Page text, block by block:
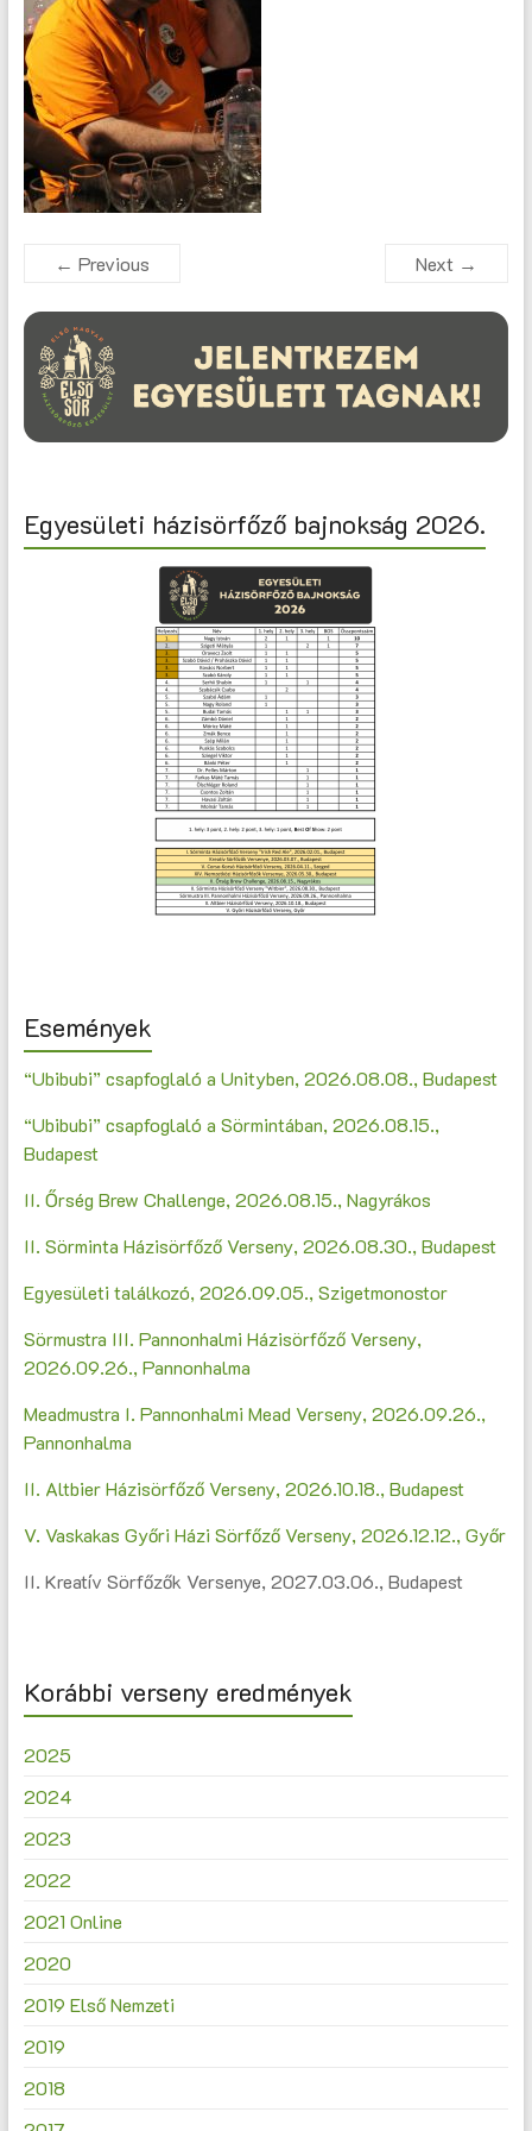
← Previous Next →
Egyesületi házisörfőző bajnokság 2026.
Események
“Ubibubi” csapfoglaló a Unityben, 2026.08.08., Budapest
“Ubibubi” csapfoglaló a Sörmintában, 2026.08.15.,
Budapest
II. Őrség Brew Challenge, 2026.08.15., Nagyrákos
II. Sörminta Házisörfőző Verseny, 2026.08.30., Budapest
Egyesületi találkozó, 2026.09.05., Szigetmonostor
Sörmustra III. Pannonhalmi Házisörfőző Verseny,
2026.09.26., Pannonhalma
Meadmustra I. Pannonhalmi Mead Verseny, 2026.09.26.,
Pannonhalma
II. Altbier Házisörfőző Verseny, 2026.10.18., Budapest
V. Vaskakas Győri Házi Sörfőző Verseny, 2026.12.12., Győr
II. Kreatív Sörfőzők Versenye, 2027.03.06., Budapest
Korábbi verseny eredmények
2025
2024
2023
2022
2021 Online
2020
2019 Első Nemzeti
2019
2018